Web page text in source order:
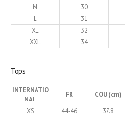
M
30
L
31
XL
32
XXL
34
Tops
INTERNATIO
NAL
FR COU (cm)
XS
44-46 37.8